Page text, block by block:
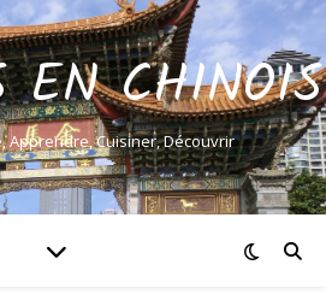
EN CHINOIS
Apprendre, Cuisiner, Découvrir